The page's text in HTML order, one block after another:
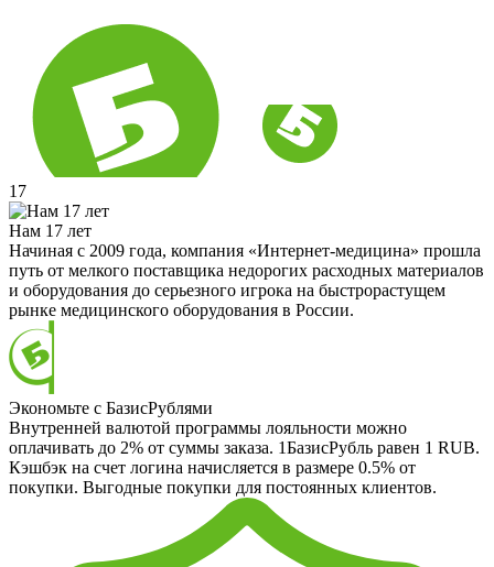
17
Нам 17 лет
Начиная с 2009 года, компания «Интернет-медицина» прошла
путь от мелкого поставщика недорогих расходных материалов
и оборудования до серьезного игрока на быстрорастущем
рынке медицинского оборудования в России.
Экономьте с БазисРублями
Внутренней валютой программы лояльности можно
оплачивать до 2% от суммы заказа. 1БазисРубль равен 1 RUB.
Кэшбэк на счет логина начисляется в размере 0.5% от
покупки. Выгодные покупки для постоянных клиентов.